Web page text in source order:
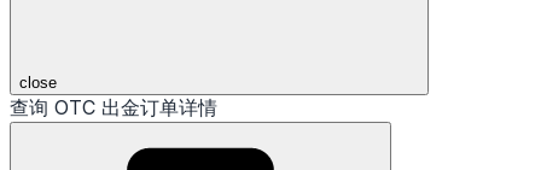
close
查询 OTC 出金订单详情